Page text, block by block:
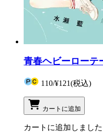
青春ヘビーローテ
110/¥121(税込)
カートに追加
カートに追加しました